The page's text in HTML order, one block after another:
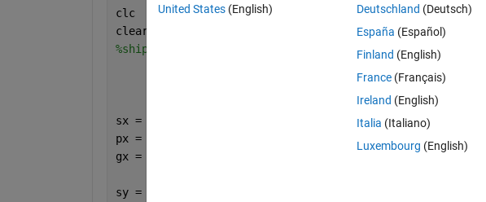
clc
clear
%shipcostpmf.m
sx = (1:8);
px = [0.15*ones(4,1), 0.1*ones(4,1)];
gx = (sx<=5).*(105*sx-5*(sx.^2)) + ((sx>5).*500);
sy = unique(gx);
United States (English)
Deutschland (Deutsch)
España (Español)
Finland (English)
France (Français)
Ireland (English)
Italia (Italiano)
Luxembourg (English)